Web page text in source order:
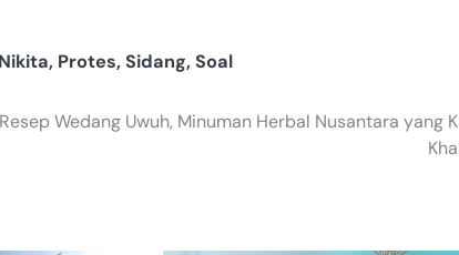
Nikita, Protes,Sidang,Soal
Resep Wedang Uwuh, Minuman Herbal Nusantara yang